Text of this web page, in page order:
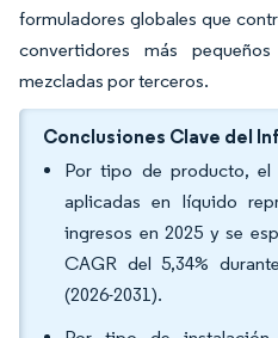
formuladores globales que
convertidores más
mezcladas por terceros.
Conclusiones Clave del
Por tipo de producto, el
aplicadas en líquido
ingresos en 2025 y se
CAGR del 5,34%
(2026-2031).